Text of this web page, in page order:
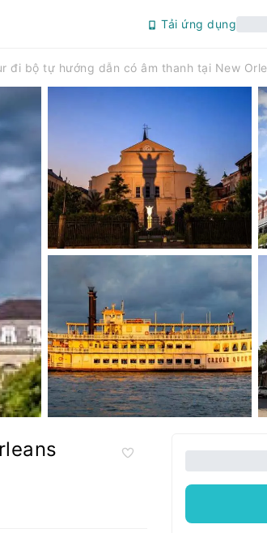
Tải ứng dụng
đi bộ tự hướng dẫn có âm thanh tại New